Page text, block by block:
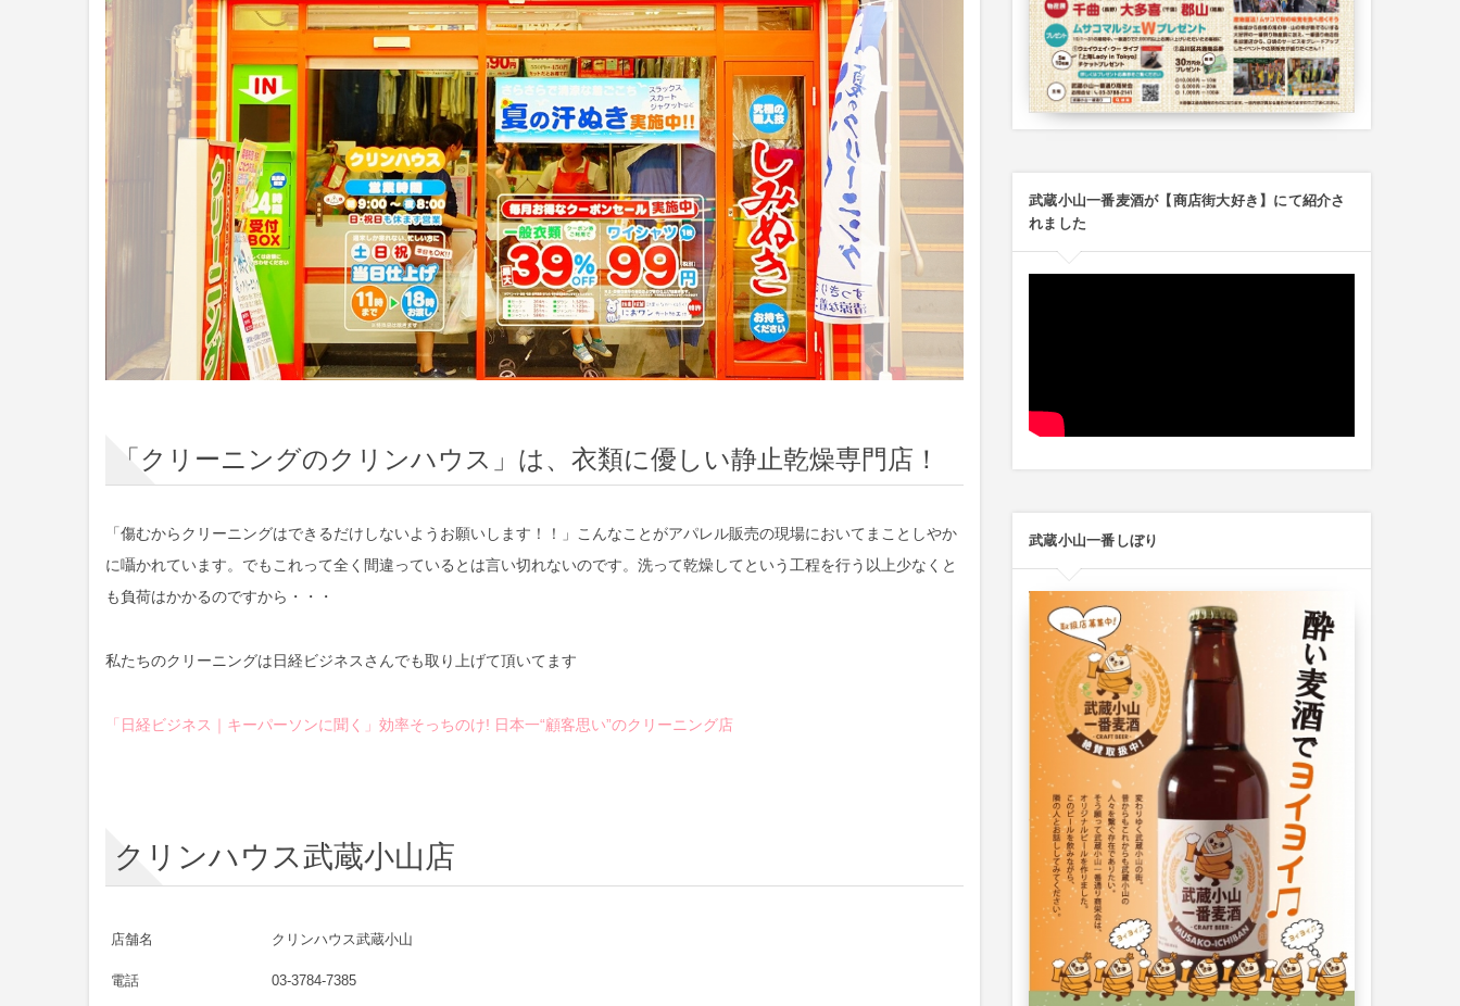
「クリーニングのクリンハウス」は、衣類に優しい静止乾燥専門店！
「傷むからクリーニングはできるだけしないようお願いします！！」こんなことがアパレル販売の現場においてまことしやか
に囁かれています。でもこれって全く間違っているとは言い切れないのです。洗って乾燥してという工程を行う以上少なくと
も負荷はかかるのですから・・・
私たちのクリーニングは日経ビジネスさんでも取り上げて頂いてます
「日経ビジネス｜キーパーソンに聞く」効率そっちのけ! 日本一“顧客思い”のクリーニング店
クリンハウス武蔵小山店
店舗名 クリンハウス武蔵小山
電話 03-3784-7385
武蔵小山一番麦酒が【商店街大好き】にて紹介さ
れました
武蔵小山一番しぼり